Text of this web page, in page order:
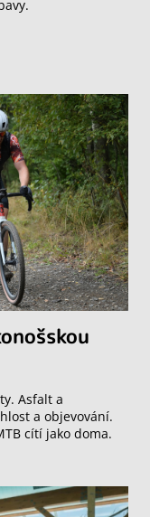
Asfalt a
a objevování.
cítí jako doma.